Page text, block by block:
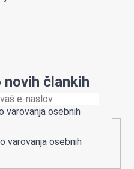
novih člankih
varovanja osebnih
varovanja osebnih